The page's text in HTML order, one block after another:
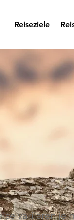
Reiseziele
variieren je